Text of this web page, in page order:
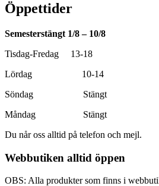
Öppettider
Semesterstängt 1/8 – 10/8
Tisdag-Fredag 13-18
Lördag 10-14
Söndag Stängt
Måndag Stängt
Du når oss alltid på telefon och mejl.
Webbutiken alltid öppen
OBS: Alla produkter som finns i